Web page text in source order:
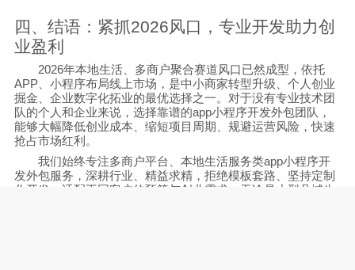
四、结语：紧抓2026风口，专业开发助力创
业盈利
2026年本地生活、多商户聚合赛道风口已然成型，依托
APP 、小程序布局线上市场，是中小商家转型升级、个人创业
掘金、企业数字化拓业的最优选择之一。对于没有专业技术团
队的个人和企业来说，选择靠谱的app小程序开发外包团队，
能够大幅降低创业成本、缩短项目周期、规避运营风险，快速
抢占市场红利。
我们始终专注多商户平台、本地生活服务类app小程序开
发外包服务，深耕行业、精益求精，拒绝模板套路、坚持定制
化开发，适配不同客户的预算与创业需求。无论是小型县域生